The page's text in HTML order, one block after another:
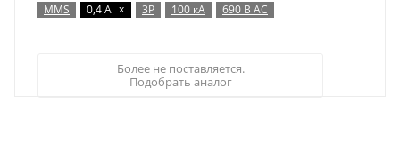
MMS
0,4 А x 3P 100 кА 690 В AC
Более не поставляется.
Подобрать аналог